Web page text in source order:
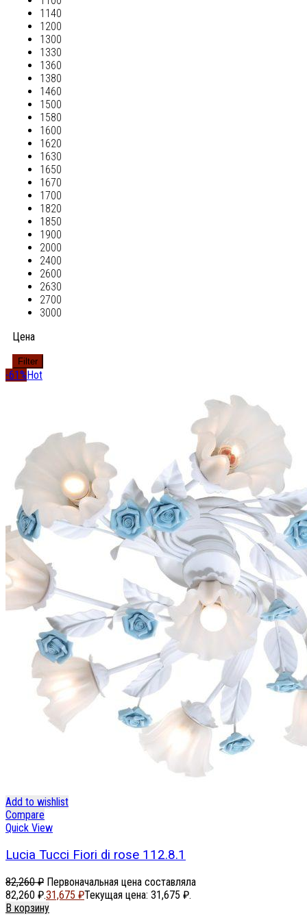
1140
1200
1300
1330
1360
1380
1460
1500
1580
1600
1620
1630
1650
1670
1700
1820
1850
1900
2000
2400
2600
2630
2700
3000
Цена
Filter
-61% Hot
Add to wishlist
Compare
Quick View
Lucia Tucci Fiori di rose 112.8.1
82,260₽ Первоначальная цена составляла
82,260 ₽.31,675 ₽Текущая цена: 31,675 ₽.
В корзину